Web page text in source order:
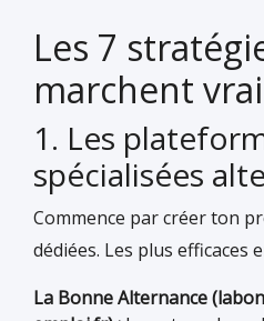
Les 7
marchent
1. Les
spécialisées
Commence par créer ton
dédiées. Les plus efficaces
La Bonne Alternance